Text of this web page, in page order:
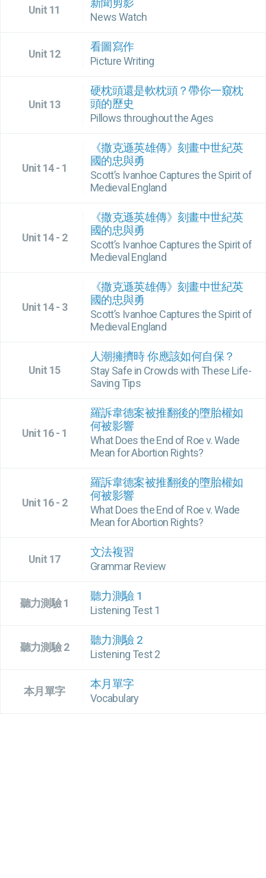
Unit 11
新聞剪影
News Watch
Unit 12
看圖寫作
Picture Writing
Unit 13
硬枕頭還是軟枕頭？帶你一窺枕
頭的歷史
Pillows throughout the Ages
Unit 14 - 1
《撒克遜英雄傳》刻畫中世紀英
國的忠與勇
Scott’s Ivanhoe Captures the Spirit of
Medieval England
Unit 14 - 2
《撒克遜英雄傳》刻畫中世紀英
國的忠與勇
Scott’s Ivanhoe Captures the Spirit of
Medieval England
Unit 14 - 3
《撒克遜英雄傳》刻畫中世紀英
國的忠與勇
Scott’s Ivanhoe Captures the Spirit of
Medieval England
Unit 15
人潮擁擠時 你應該如何自保？
Stay Safe in Crowds with These Life-
Saving Tips
Unit 16 - 1
羅訴韋德案被推翻後的墮胎權如
何被影響
What Does the End of Roe v. Wade
Mean for Abortion Rights?
Unit 16 - 2
羅訴韋德案被推翻後的墮胎權如
何被影響
What Does the End of Roe v. Wade
Mean for Abortion Rights?
Unit 17
文法複習
Grammar Review
聽力測驗 1
聽力測驗 1
Listening Test 1
聽力測驗 2
聽力測驗 2
Listening Test 2
本月單字
本月單字
Vocabulary